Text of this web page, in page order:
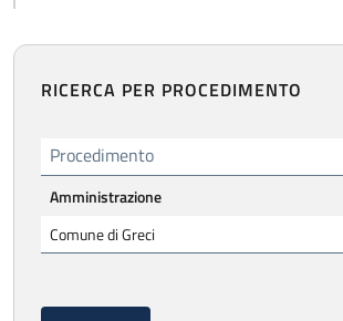
RICERCA PER PROCEDIMENTO
Procedimento
Amministrazione